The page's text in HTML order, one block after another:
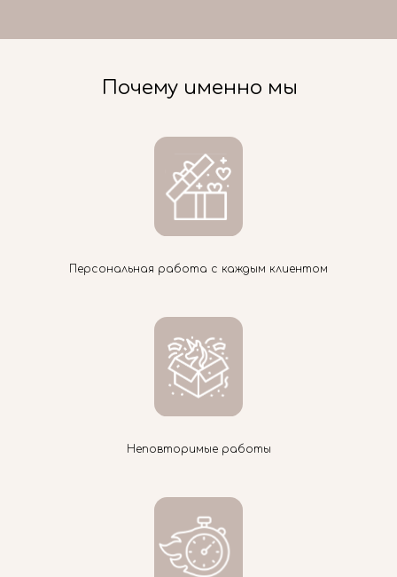
Почему именно мы
Персональная работа с каждым клиентом
Неповторимые работы